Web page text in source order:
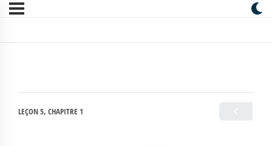
LEÇON 5, CHAPITRE 1